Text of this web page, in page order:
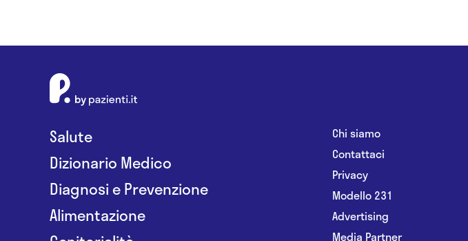
Salute
Dizionario Medico
Diagnosi e Prevenzione
Alimentazione
Chi siamo
Contattaci
Privacy
Modello 231
Advertising
Media Partner